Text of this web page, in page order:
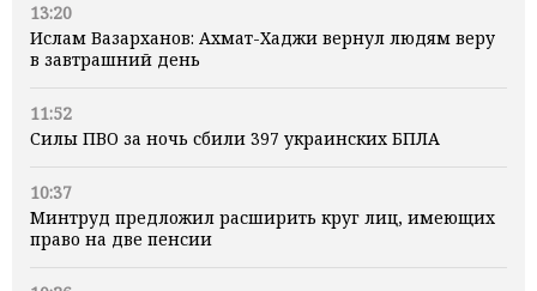
13:20
Ислам Вазарханов: Ахмат-Хаджи вернул людям веру
в завтрашний день
11:52
Силы ПВО за ночь сбили 397 украинских БПЛА
10:37
Минтруд предложил расширить круг лиц, имеющих
право на две пенсии